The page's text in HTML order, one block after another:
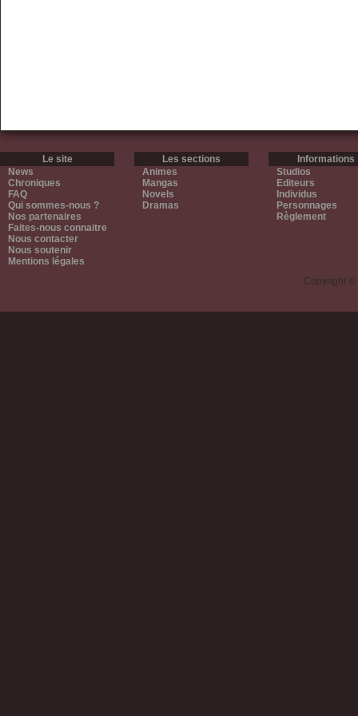
Le site
News
Chroniques
FAQ
Qui sommes-nous ?
Nos partenaires
Faites-nous connaitre
Nous contacter
Nous soutenir
Mentions légales
Les sections
Animes
Mangas
Novels
Dramas
Informations
Studios
Editeurs
Individus
Personnages
Règlement
Copyright ©